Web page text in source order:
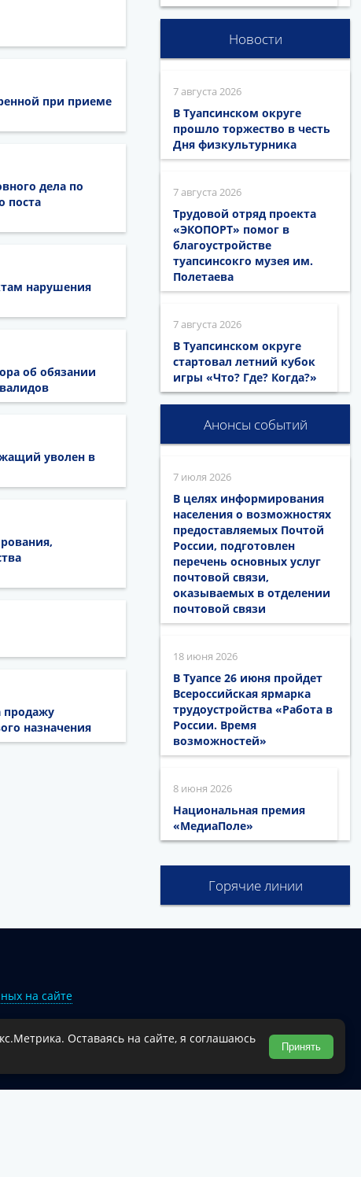
при приеме
дела по
поста
нарушения
об обязании
уволен в
продажу
назначения
Новости
7 августа 2026
В Туапсинском округе
прошло торжество в честь
Дня физкультурника
7 августа 2026
Трудовой отряд проекта
«ЭКОПОРТ» помог в
благоустройстве
туапсинсокго музея им.
Полетаева
7 августа 2026
В Туапсинском округе
стартовал летний кубок
игры «Что? Где? Когда?»
Анонсы событий
7 июля 2026
В целях информирования
населения о возможностях
предоставляемых Почтой
России, подготовлен
перечень основных услуг
почтовой связи,
оказываемых в отделении
почтовой связи
18 июня 2026
В Туапсе 26 июня пройдет
Всероссийская ярмарка
трудоустройства «Работа в
России. Время
возможностей»
8 июня 2026
Национальная премия
«МедиаПоле»
Горячие линии
на сайте
муниципального округа.
Оставаясь на сайте, я соглашаюсь
Принять